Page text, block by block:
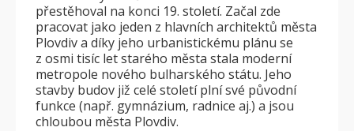
přestěhoval na konci 19. století. Začal zde
pracovat jako jeden z hlavních architektů města
Plovdiv a díky jeho urbanistickému plánu se
z osmi tisíc let starého města stala moderní
metropole nového bulharského státu. Jeho
stavby budov již celé století plní své původní
funkce (např. gymnázium, radnice aj.) a jsou
chloubou města Plovdiv.